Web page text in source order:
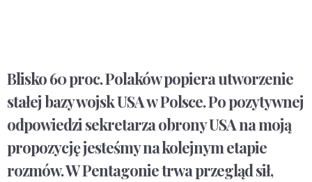
Blisko 60 proc. Polaków popiera utworzenie
stałej bazy wojsk USA w Polsce. Po pozytywnej
odpowiedzi sekretarza obrony USA na moją
propozycję jesteśmy na kolejnym etapie
rozmów. W Pentagonie trwa przegląd sił,